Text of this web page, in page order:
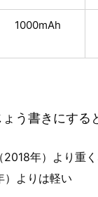
1000mAh
う書きにする
年）より重
）よりは軽い